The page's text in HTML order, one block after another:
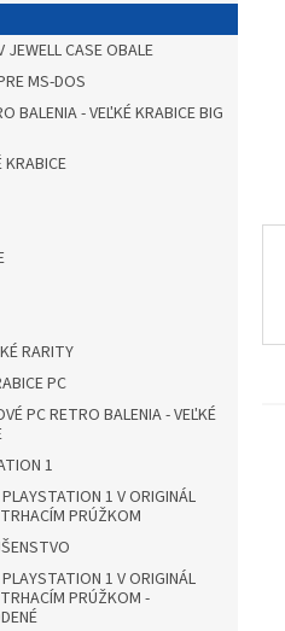
JEWELL CASE OBALE
MS-DOS
BALENIA - VEĽKÉ KRABICE BIG
KRABICE
RARITY
PC
PC RETRO BALENIA - VEĽKÉ
1
1 V ORIGINÁL
PRÚŽKOM
1 V ORIGINÁL
PRÚŽKOM -